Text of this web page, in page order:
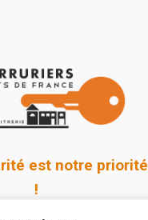
est notre priorité
!